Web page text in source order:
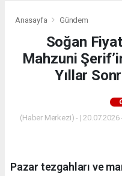
Anasayfa Gündem
Soğan
Mahzuni
Yıllar
(Haber Merkezi) - | 20.07.2026
Pazar tezgahları ve